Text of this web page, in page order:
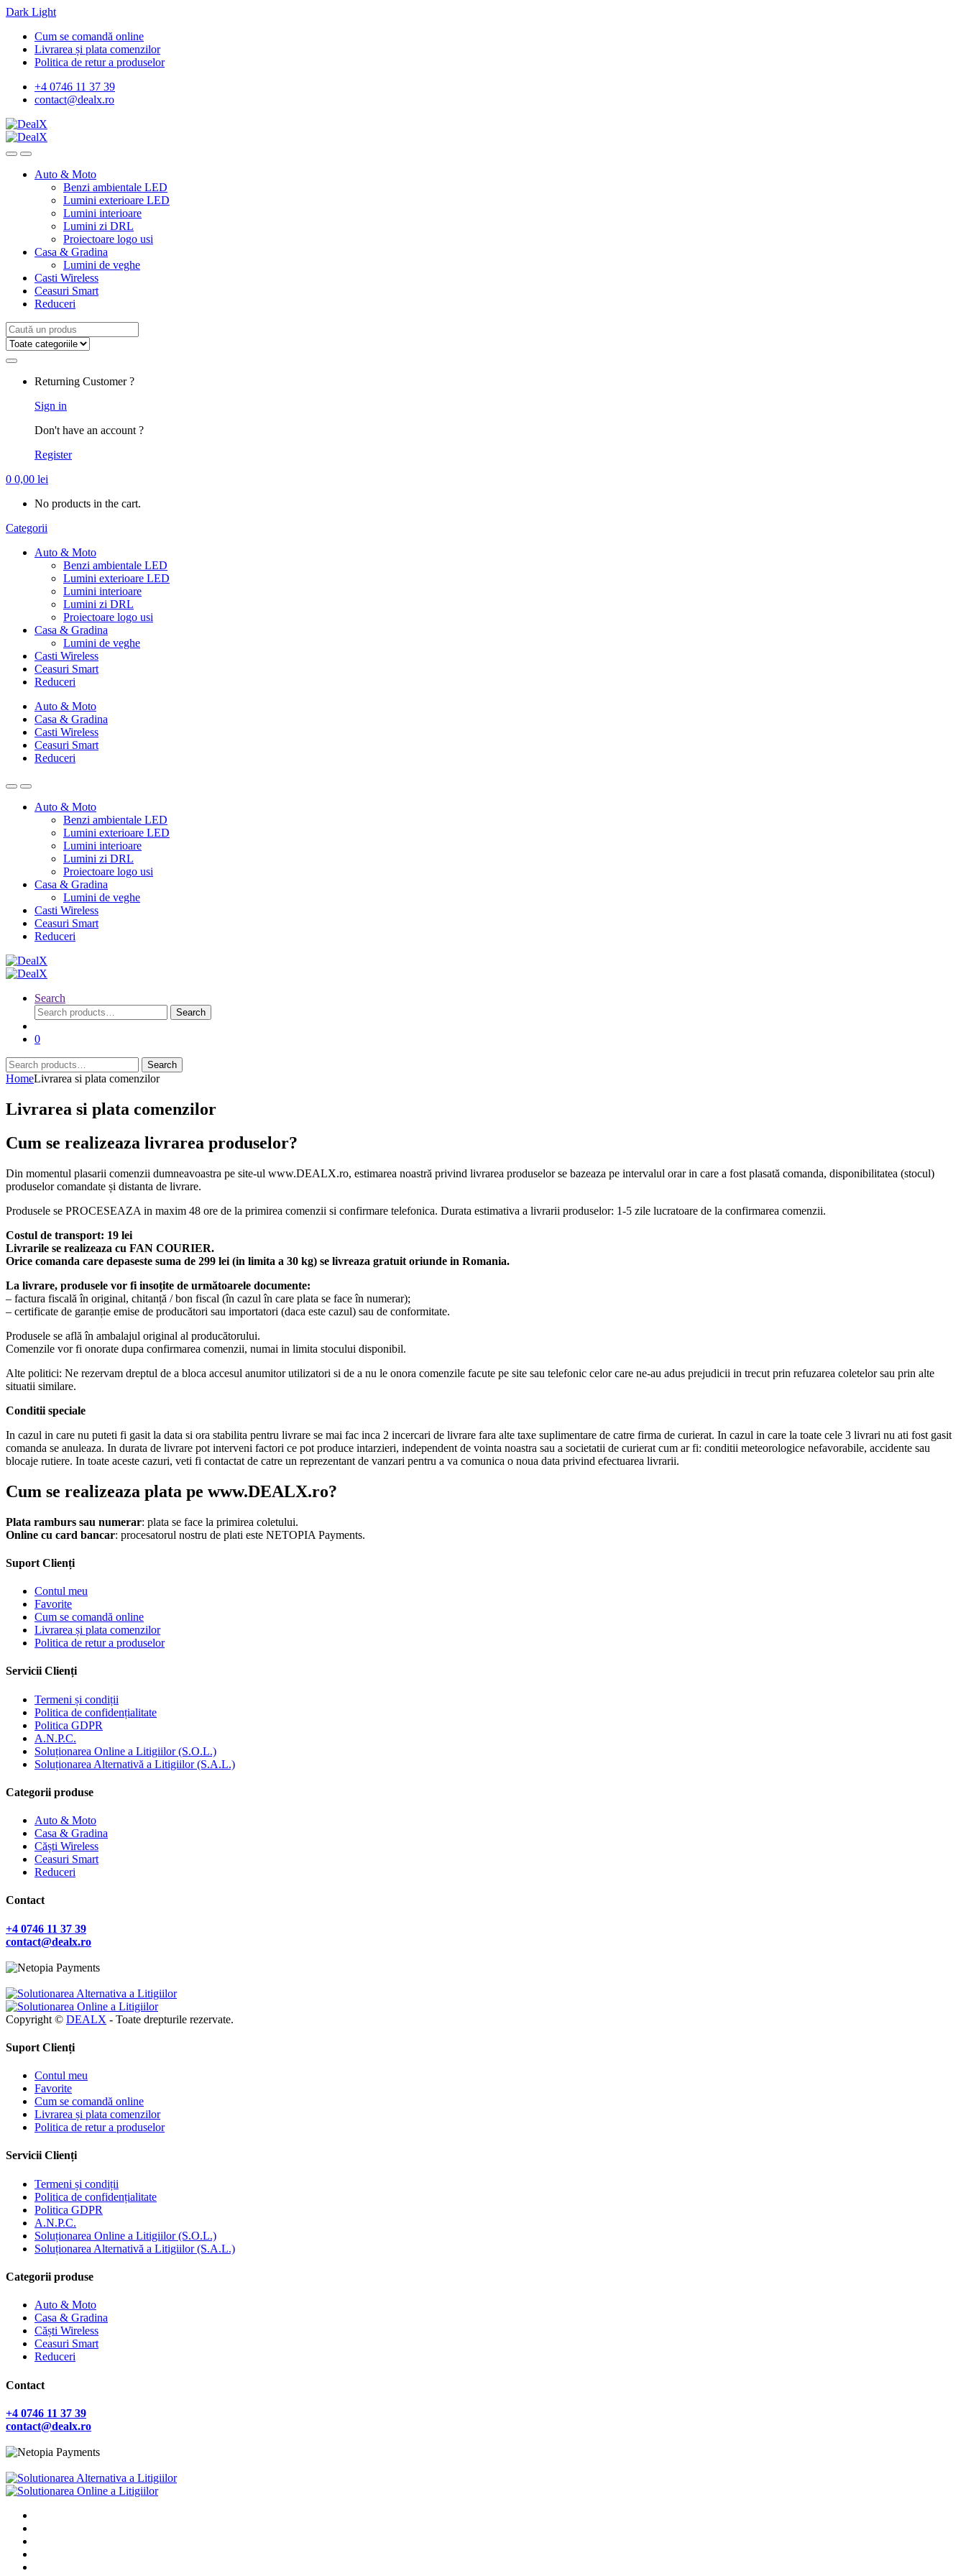
Dark Light
Skip
navigation
Skip
content
Cum se comandă online
Livrarea și plata comenzilor
Politica de retur a produselor
+4 0746 11 37 39
contact@dealx.ro
Auto & Moto
Benzi ambientale LED
Lumini exterioare LED
Lumini interioare
Lumini zi DRL
Proiectoare logo usi
Casa & Gradina
Lumini de veghe
Casti Wireless
Ceasuri Smart
Reduceri
Search
for:
Returning Customer ?
Sign in
Don't have an account ?
Register
0 0,00 lei
No products in the cart.
Categorii
Auto & Moto
Benzi ambientale LED
Lumini exterioare LED
Lumini interioare
Lumini zi DRL
Proiectoare logo usi
Casa & Gradina
Lumini de veghe
Casti Wireless
Ceasuri Smart
Reduceri
Auto & Moto
Casa & Gradina
Casti Wireless
Ceasuri Smart
Reduceri
Auto & Moto
Benzi ambientale LED
Lumini exterioare LED
Lumini interioare
Lumini zi DRL
Proiectoare logo usi
Casa & Gradina
Lumini de veghe
Casti Wireless
Ceasuri Smart
Reduceri
Search
Search
for:
Search
0
Search
for:
Search
HomeLivrarea si plata comenzilor
Livrarea si plata comenzilor
Cum se realizeaza livrarea produselor?
Din momentul plasarii comenzii dumneavoastra pe site-ul www.DEALX.ro, estimarea noastră privind livrarea produselor se bazeaza pe intervalul orar in care a fost plasată comanda, disponibilitatea (stocul)
produselor comandate și distanta de livrare.
Produsele se PROCESEAZA in maxim 48 ore de la primirea comenzii si confirmare telefonica. Durata estimativa a livrarii produselor: 1-5 zile lucratoare de la confirmarea comenzii.
Costul de transport: 19 lei
Livrarile se realizeaza cu FAN COURIER.
Orice comanda care depaseste suma de 299 lei (in limita a 30 kg) se livreaza gratuit oriunde in Romania.
La livrare, produsele vor fi insoțite de următoarele documente:
– factura fiscală în original, chitanță / bon fiscal (în cazul în care plata se face în numerar);
– certificate de garanție emise de producători sau importatori (daca este cazul) sau de conformitate.
Produsele se află în ambalajul original al producătorului.
Comenzile vor fi onorate dupa confirmarea comenzii, numai in limita stocului disponibil.
Alte politici: Ne rezervam dreptul de a bloca accesul anumitor utilizatori si de a nu le onora comenzile facute pe site sau telefonic celor care ne-au adus prejudicii in trecut prin refuzarea coletelor sau prin alte
situatii similare.
Conditii speciale
In cazul in care nu puteti fi gasit la data si ora stabilita pentru livrare se mai fac inca 2 incercari de livrare fara alte taxe suplimentare de catre firma de curierat. In cazul in care la toate cele 3 livrari nu ati fost gasit
comanda se anuleaza. In durata de livrare pot interveni factori ce pot produce intarzieri, independent de vointa noastra sau a societatii de curierat cum ar fi: conditii meteorologice nefavorabile, accidente sau
blocaje rutiere. In toate aceste cazuri, veti fi contactat de catre un reprezentant de vanzari pentru a va comunica o noua data privind efectuarea livrarii.
Cum se realizeaza plata pe www.DEALX.ro?
Plata ramburs sau numerar: plata se face la primirea coletului.
Online cu card bancar: procesatorul nostru de plati este NETOPIA Payments.
Suport Clienți
Contul meu
Favorite
Cum se comandă online
Livrarea și plata comenzilor
Politica de retur a produselor
Servicii Clienți
Termeni și condiții
Politica de confidențialitate
Politica GDPR
A.N.P.C.
Soluționarea Online a Litigiilor (S.O.L.)
Soluționarea Alternativă a Litigiilor (S.A.L.)
Categorii produse
Auto & Moto
Casa & Gradina
Căști Wireless
Ceasuri Smart
Reduceri
Contact
+4 0746 11 37 39
contact@dealx.ro
Copyright © DEALX - Toate drepturile rezervate.
Suport Clienți
Contul meu
Favorite
Cum se comandă online
Livrarea și plata comenzilor
Politica de retur a produselor
Servicii Clienți
Termeni și condiții
Politica de confidențialitate
Politica GDPR
A.N.P.C.
Soluționarea Online a Litigiilor (S.O.L.)
Soluționarea Alternativă a Litigiilor (S.A.L.)
Categorii produse
Auto & Moto
Casa & Gradina
Căști Wireless
Ceasuri Smart
Reduceri
Contact
+4 0746 11 37 39
contact@dealx.ro